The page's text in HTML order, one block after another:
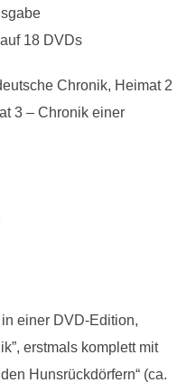
18 DVDs
Chronik, Heimat 2
3 – Chronik einer
einer DVD-Edition,
erstmals komplett mit
Hunsrückdörfern“ (ca.